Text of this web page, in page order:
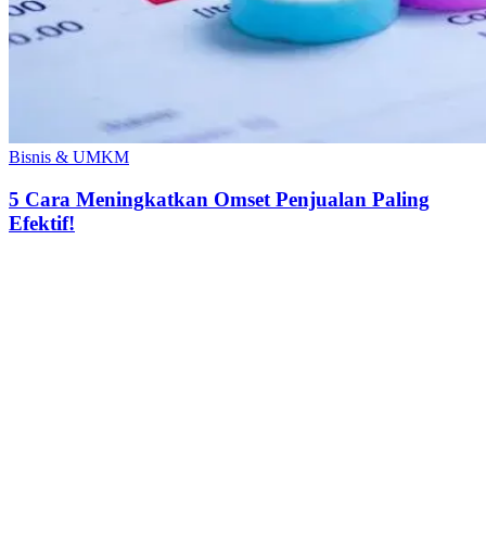
Bisnis & UMKM
5 Cara Meningkatkan Omset Penjualan Paling
Efektif!